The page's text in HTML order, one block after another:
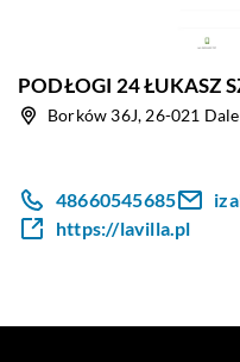
PODŁOGI 24 ŁUKASZ
Borków 36J, 26-021
48660545685
https://lavilla.pl